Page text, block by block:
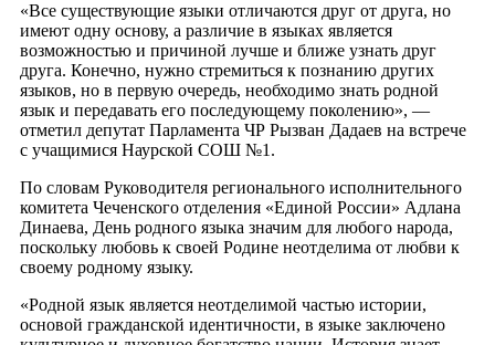
«Все существующие языки отличаются друг от друга, но
имеют одну основу, а различие в языках является
возможностью и причиной лучше и ближе узнать друг
друга. Конечно, нужно стремиться к познанию других
языков, но в первую очередь, необходимо знать родной
язык и передавать его последующему поколению», —
отметил депутат Парламента ЧР Рызван Дадаев на встрече
с учащимися Наурской СОШ №1.
По словам Руководителя регионального исполнительного
комитета Чеченского отделения «Единой России» Адлана
Динаева, День родного языка значим для любого народа,
поскольку любовь к своей Родине неотделима от любви к
своему родному языку.
«Родной язык является неотделимой частью истории,
основой гражданской идентичности, в языке заключено